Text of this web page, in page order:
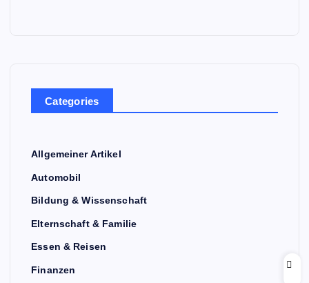
Categories
Allgemeiner Artikel
Automobil
Bildung & Wissenschaft
Elternschaft & Familie
Essen & Reisen
Finanzen